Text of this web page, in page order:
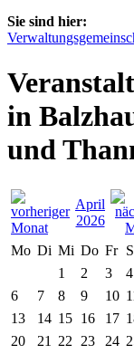
Sie sind hier:
in
und
April
2026
Mo Di Mi Do Fr
1
2 3 4
6
7 8 9 10
13
14 15 16 17
20
21 22 23 24